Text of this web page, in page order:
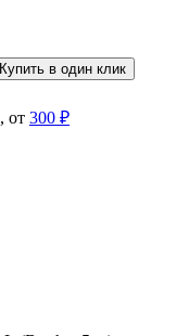
Купить в один клик
от 300 ₽